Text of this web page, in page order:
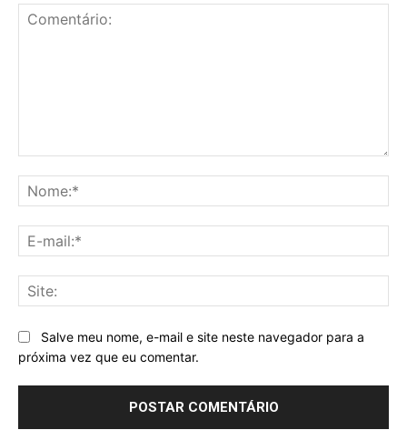
Salve meu nome, e-mail e site neste navegador para a
próxima vez que eu comentar.